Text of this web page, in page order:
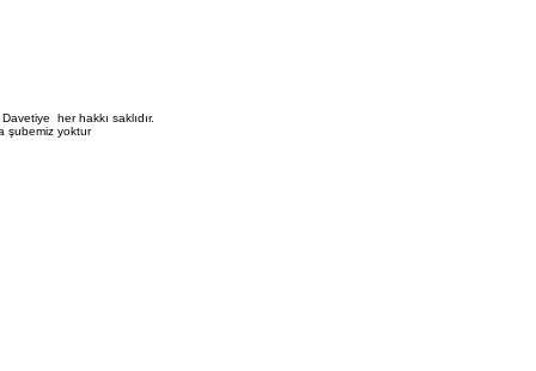
her hakkı saklıdır.
şubemiz yoktur